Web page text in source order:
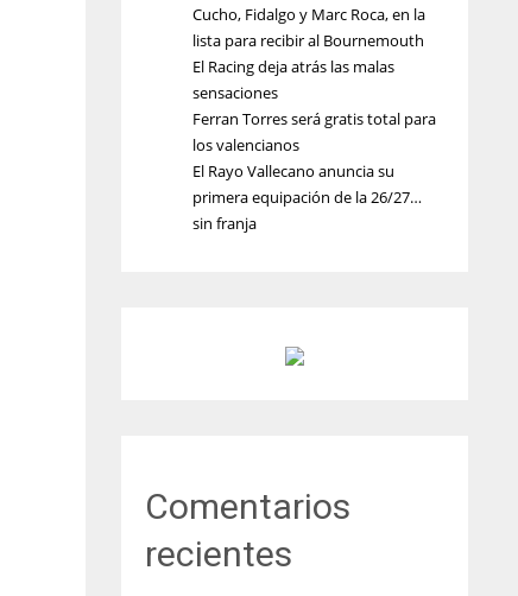
Cucho, Fidalgo y Marc Roca, en la
lista para recibir al Bournemouth
El Racing deja atrás las malas
sensaciones
Ferran Torres será gratis total para
los valencianos
El Rayo Vallecano anuncia su
primera equipación de la 26/27…
sin franja
Comentarios
recientes